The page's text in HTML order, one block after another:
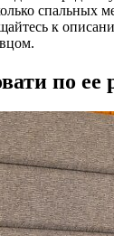
спальных
к
по ее